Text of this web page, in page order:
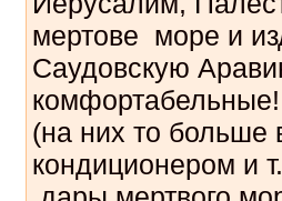
мертове море и
Саудовскую
(на них то больше
кондиционером и